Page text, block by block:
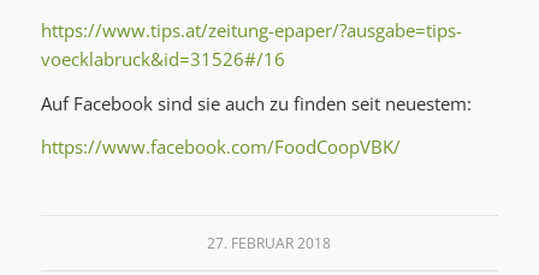
https://www.tips.at/zeitung-epaper/?ausgabe=tips-
voecklabruck&id=31526#/16
Auf Facebook sind sie auch zu finden seit neuestem:
https://www.facebook.com/FoodCoopVBK/
27. FEBRUAR 2018